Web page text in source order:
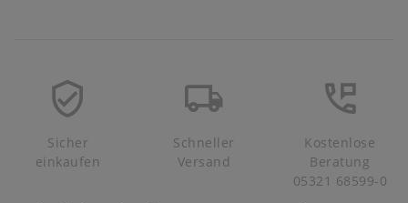
Sicher
einkaufen
Schneller
Versand
Kostenlose
Beratung
05321 68599-0